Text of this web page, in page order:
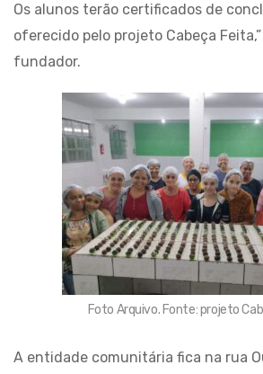
Os alunos terão certificados de
oferecido pelo projeto Cabeça
fundador.
Foto Arquivo. Fonte: projeto
A entidade comunitária fica na rua